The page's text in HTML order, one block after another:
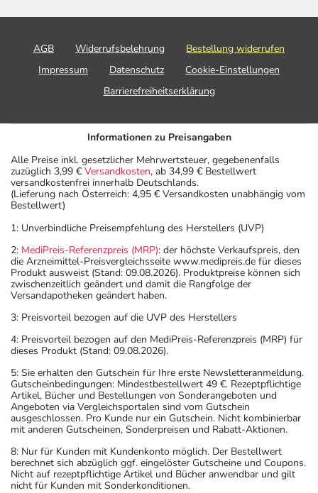
AGB Widerrufsbelehrung
Bestellung widerrufen
Impressum
Datenschutz
Cookie-Einstellungen
Barrierefreiheitserklärung
Informationen zu Preisangaben
Alle Preise inkl. gesetzlicher Mehrwertsteuer, gegebenenfalls
zuzüglich 3,99 € Versandkosten, ab 34,99 € Bestellwert
versandkostenfrei innerhalb Deutschlands.
(Lieferung nach Österreich: 4,95 € Versandkosten unabhängig vom
Bestellwert)
1: Unverbindliche Preisempfehlung des Herstellers (UVP)
2: MediPreis-Referenzpreis (MRP): der höchste Verkaufspreis, den
die Arzneimittel-Preisvergleichsseite www.medipreis.de für dieses
Produkt ausweist (Stand: 09.08.2026). Produktpreise können sich
zwischenzeitlich geändert und damit die Rangfolge der
Versandapotheken geändert haben.
3: Preisvorteil bezogen auf die UVP des Herstellers
4: Preisvorteil bezogen auf den MediPreis-Referenzpreis (MRP) für
dieses Produkt (Stand: 09.08.2026).
5: Sie erhalten den Gutschein für Ihre erste Newsletteranmeldung.
Gutscheinbedingungen: Mindestbestellwert 49 €. Rezeptpflichtige
Artikel, Bücher und Bestellungen von Sonderangeboten und
Angeboten via Vergleichsportalen sind vom Gutschein
ausgeschlossen. Pro Kunde nur ein Gutschein. Nicht kombinierbar
mit anderen Gutscheinen, Sonderpreisen und Rabatt-Aktionen.
8: Nur für Kunden mit Kundenkonto möglich. Der Bestellwert
berechnet sich abzüglich ggf. eingelöster Gutscheine und Coupons.
Nicht auf rezeptpflichtige Artikel und Bücher anwendbar und gilt
nicht für Kunden mit Sonderkonditionen.